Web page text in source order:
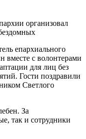
епархиального
вместе с волонтерами
для лиц без
Гости поздравили
Светлого
За
так и сотрудники